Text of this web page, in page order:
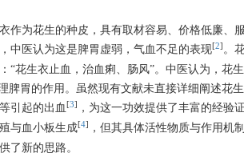
作为花生的种皮，具有取材容易、价格低廉、
中医认为这是脾胃虚弱，气血不足的表现[2] 。
花生衣止血，治血痢、肠风”。中医认为，花
胃的作用。虽然现有文献未直接详细阐述花
引起的出血 [3]
，为这一功效提供了丰富的经验
与血小板生成[4]
，但其具体活性物质与作用机
了新的思路。